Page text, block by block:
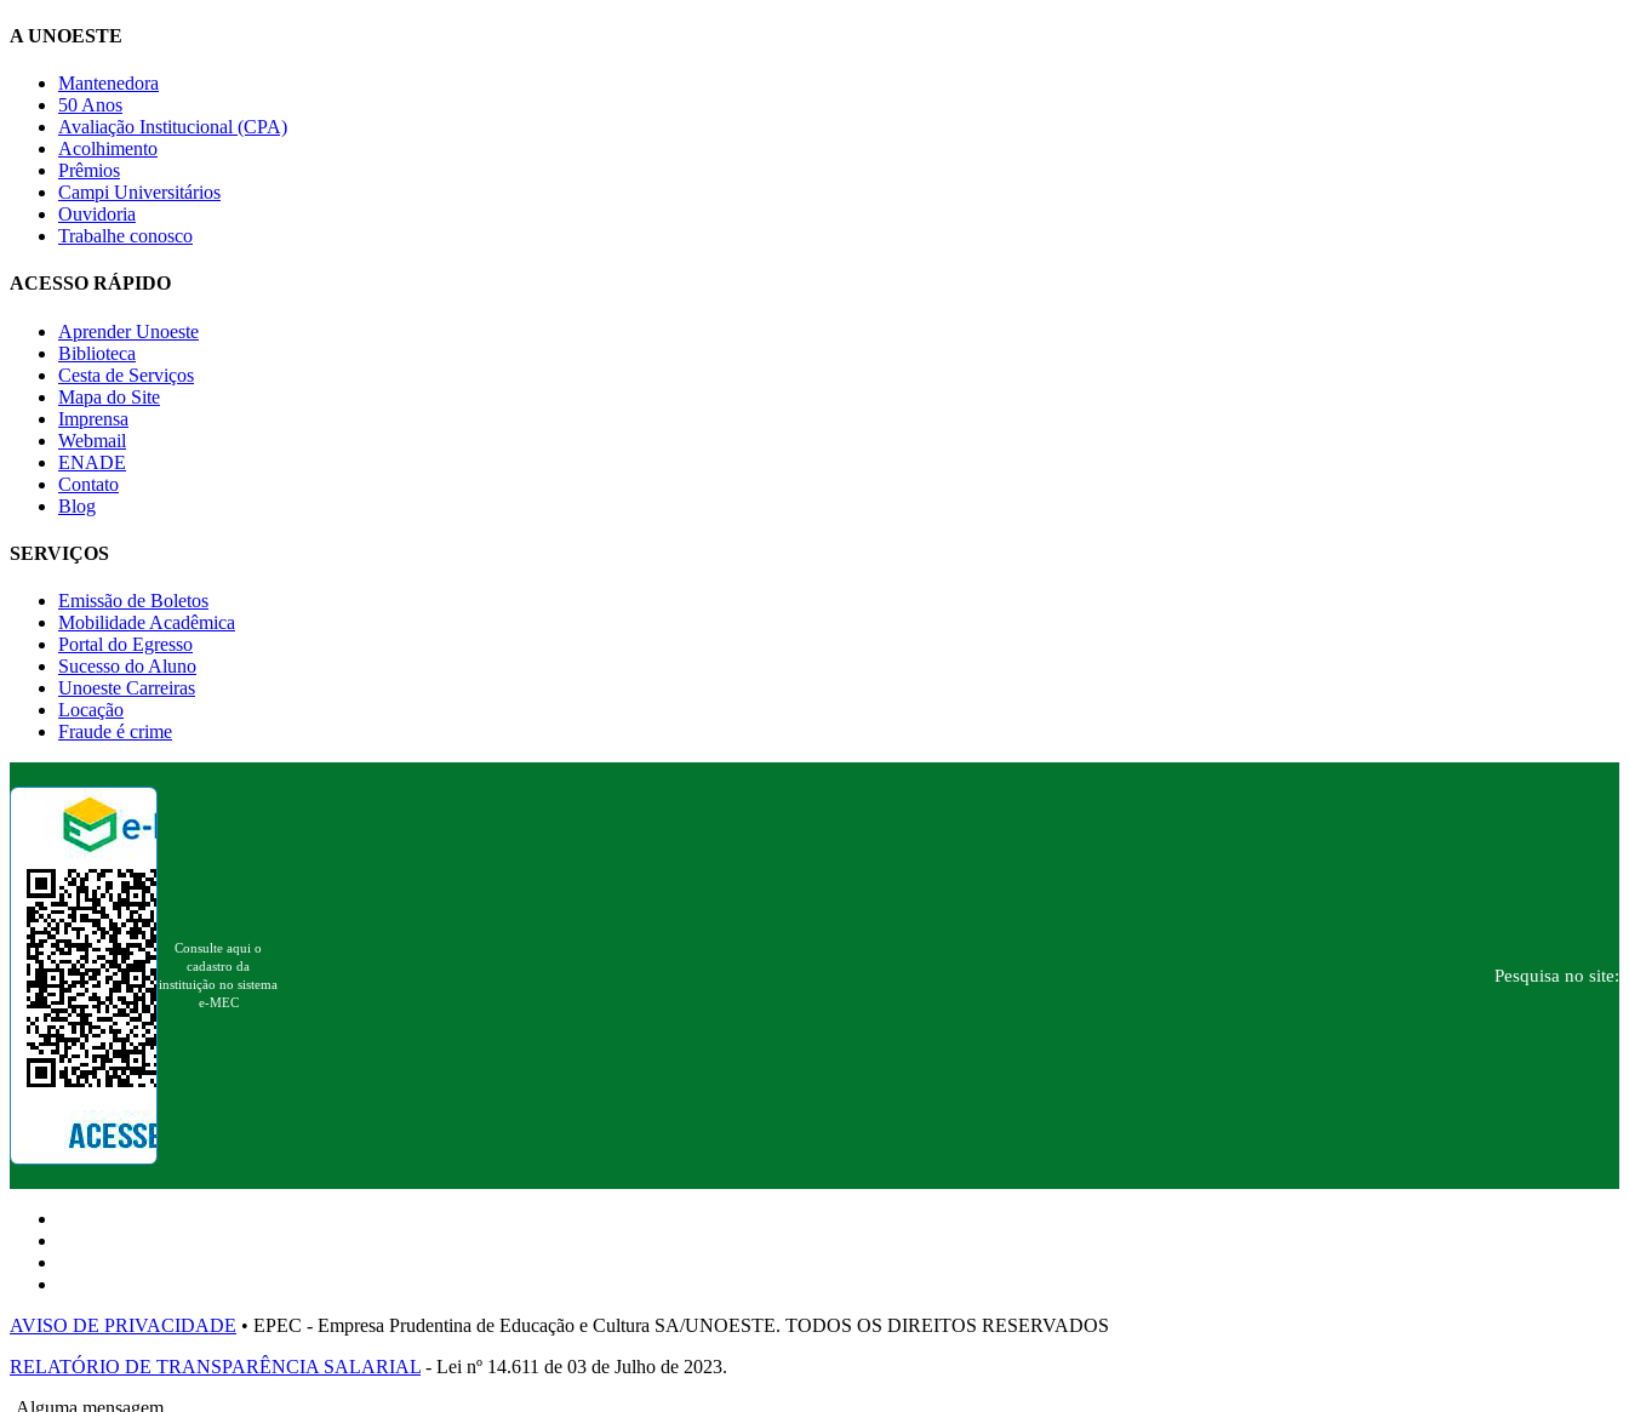
A UNOESTE
Mantenedora
50 Anos
Avaliação Institucional (CPA)
Acolhimento
Prêmios
Campi Universitários
Ouvidoria
Trabalhe conosco
ACESSO RÁPIDO
Aprender Unoeste
Biblioteca
Cesta de Serviços
Mapa do Site
Imprensa
Webmail
ENADE
Contato
Blog
SERVIÇOS
Emissão de Boletos
Mobilidade Acadêmica
Portal do Egresso
Sucesso do Aluno
Unoeste Carreiras
Locação
Fraude é crime
Consulte aqui o
cadastro da
instituição no sistema
e-MEC
Pesquisa no site:
AVISO DE PRIVACIDADE • EPEC - Empresa Prudentina de Educação e Cultura SA/UNOESTE. TODOS OS DIREITOS RESERVADOS
RELATÓRIO DE TRANSPARÊNCIA SALARIAL - Lei nº 14.611 de 03 de Julho de 2023.